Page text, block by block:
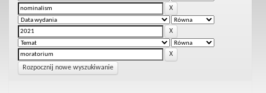
Rozpocznij nowe wyszukiwanie